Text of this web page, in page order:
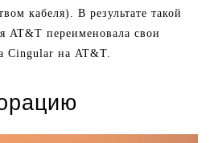
кабеля). В результате такой
AT&T переименовала свои
Cingular на AT&T.